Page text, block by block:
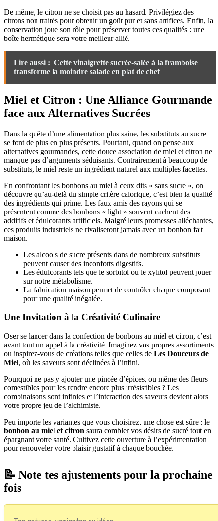
De même, le citron ne se choisit pas au hasard. Privilégiez des
citrons non traités pour obtenir un goût pur et sans artifices. Enfin, la
conservation joue son rôle pour préserver toutes ces qualités : une
boîte hermétique sera votre meilleur allié.
Lire aussi : Cette vinaigrette sucrée-salée à la framboise
transforme la moindre salade en plat de chef
Miel et Citron : Une Alliance Gourmande
face aux Alternatives Sucrées
Dans la quête d’une alimentation plus saine, les substituts au sucre
se font de plus en plus présents. Pourtant, quand on pense aux
alternatives gourmandes, cette douce association de miel et citron ne
manque pas d’arguments séduisants. Contrairement à beaucoup de
substituts, le miel reste un ingrédient naturel aux multiples facettes.
En confrontant les bonbons au miel à ceux dits « sans sucre », on
découvre qu’au-delà du simple critère calorique, c’est bien la qualité
des ingrédients qui prime. Les faux amis des rayons qui se
présentent comme des bonbons « light » souvent cachent des
additifs et édulcorants artificiels. Malgré leurs promesses alléchantes,
ces produits industriels ne rivaliseront jamais avec un bonbon fait
maison.
Les alcools de sucre présents dans de nombreux substituts
peuvent causer des inconforts digestifs.
Les édulcorants tels que le sorbitol ou le xylitol peuvent jouer
sur notre métabolisme.
La fabrication maison permet de contrôler chaque composant
pour une qualité inégalée.
Une Invitation à la Créativité Culinaire
Oser se lancer dans la confection de bonbons au miel et citron, c’est
avant tout un appel à la créativité. Imaginez vos propres assortiments
ou inspirez-vous de créations telles que celles de Les Douceurs de
Miel, où les saveurs sont déclinées à l’infini.
Pourquoi ne pas y ajouter une pincée d’épices, ou même des fleurs
comestibles pour les rendre encore plus irrésistibles ? Les
combinaisons sont infinies et l’interaction des saveurs devient alors
votre propre jeu de l’alchimiste.
Peu importe les variantes que vous choisirez, une chose est sûre : le
bonbon au miel et citron saura combler vos désirs de sucré tout en
épargnant votre santé. Cultivez cette ouverture à l’expérimentation
pour renouveler votre plaisir gustatif à chaque bouchée.
📝 Note tes ajustements pour la prochaine
fois